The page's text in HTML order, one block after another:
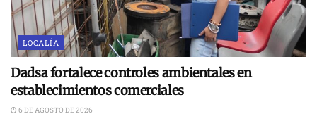
LOCALÍA
Dadsa fortalece controles ambientales en
establecimientos comerciales
6 DE AGOSTO DE 2026